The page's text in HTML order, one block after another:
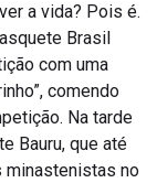
a vida? Pois é.
Brasil
com uma
comendo
Na tarde
Bauru, que até
minastenistas no